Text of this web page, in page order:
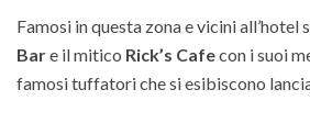
Famosi in questa zona e vicini all’hotel
Bare il mitico Rick’s Cafecon i suoi
famosi tuffatori che si esibiscono